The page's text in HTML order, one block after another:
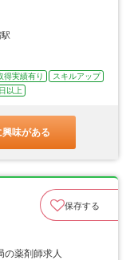
得実績有り
スキルアップ
以上
味がある
保存する
薬剤師求人